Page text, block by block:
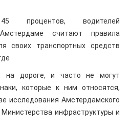
процентов, водителей
считают правила
своих транспортных средств
на дороге, и часто не могут
которые к ним относятся,
исследования Амстердамского
Министерства инфраструктуры и